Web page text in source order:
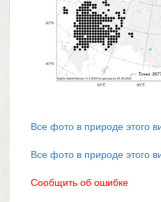
Все фото в природе этого
Все фото в природе этого
Сообщить об ошибке